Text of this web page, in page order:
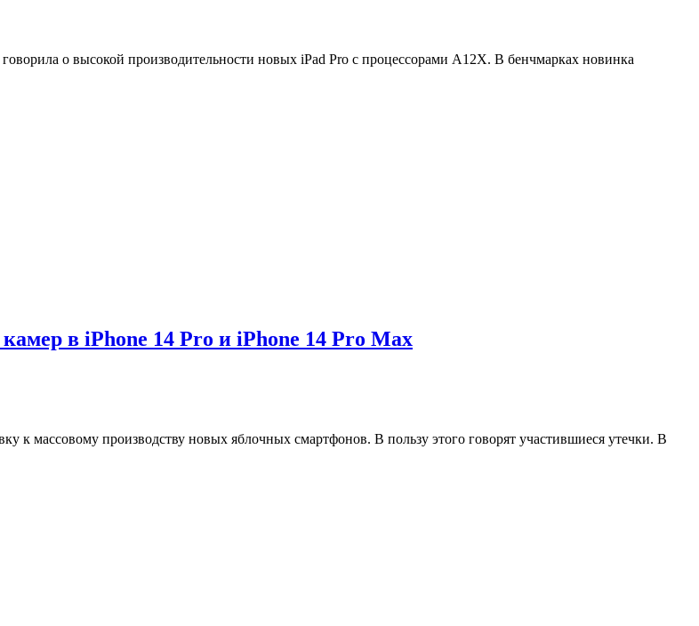
о высокой производительности новых iPad Pro с процессорами A12X. В бенчмарках новинка
в iPhone 14 Pro и iPhone 14 Pro Max
к массовому производству новых яблочных смартфонов. В пользу этого говорят участившиеся утечки. В